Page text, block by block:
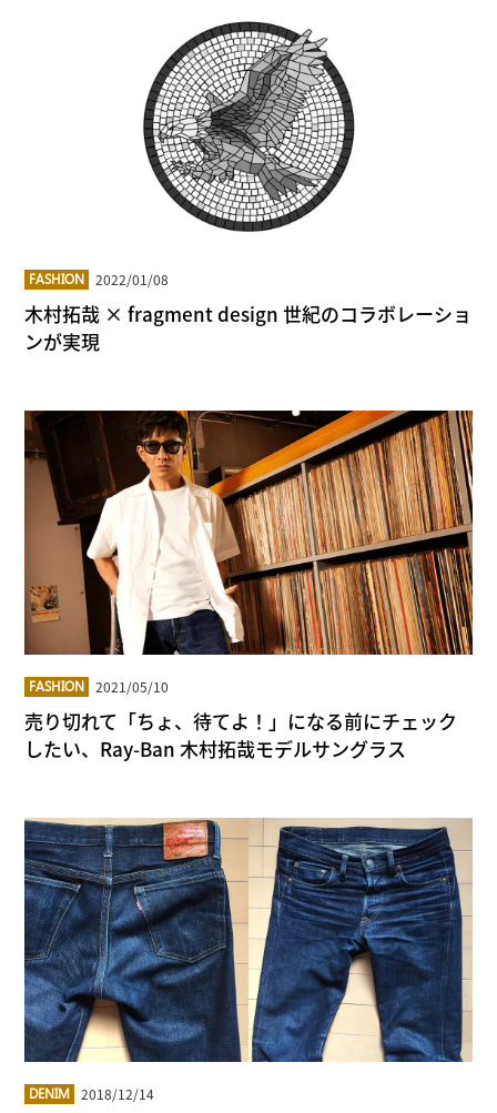
FASHION 2022/01/08
木村拓哉 × fragment design 世紀のコラボレーショ
ンが実現
FASHION 2021/05/10
売り切れて「ちょ、待てよ！」になる前にチェック
したい、Ray-Ban 木村拓哉モデルサングラス
DENIM 2018/12/14